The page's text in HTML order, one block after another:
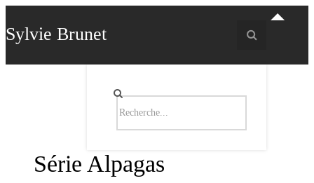
Sylvie Brunet
PORTFOLIO
Série Alpagas